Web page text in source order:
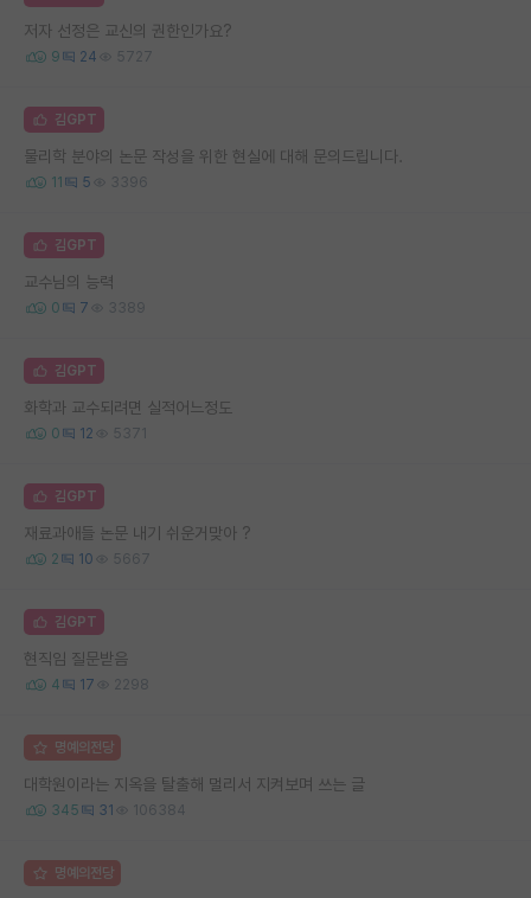
저자 선정은 교신의 권한인가요?
9 24 5727
김GPT
물리학 분야의 논문 작성을 위한 현실에 대해 문의드립니다.
11 5 3396
김GPT
교수님의 능력
0 7 3389
김GPT
화학과 교수되려면 실적어느정도
0 12 5371
김GPT
재료과애들 논문 내기 쉬운거맞아 ?
2 10 5667
김GPT
현직임 질문받음
4 17 2298
명예의전당
대학원이라는 지옥을 탈출해 멀리서 지켜보며 쓰는 글
345 31 106384
명예의전당